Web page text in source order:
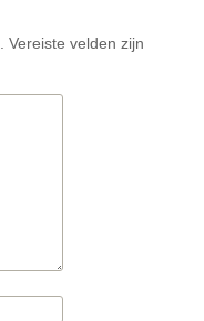
Vereiste velden zijn